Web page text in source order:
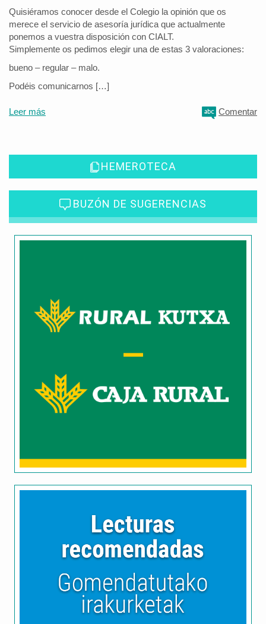
Quisiéramos conocer desde el Colegio la opinión que os
merece el servicio de asesoría jurídica que actualmente
ponemos a vuestra disposición con CIALT.
Simplemente os pedimos elegir una de estas 3 valoraciones:
bueno – regular – malo.
Podéis comunicarnos […]
Leer más Comentar
HEMEROTECA
BUZÓN DE SUGERENCIAS